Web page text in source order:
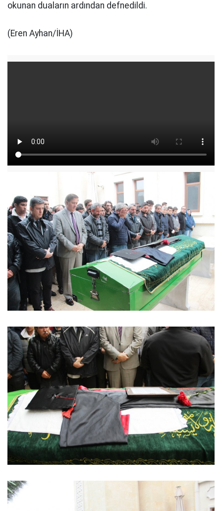
okunan duaların ardından defnedildi.
(Eren Ayhan/İHA)